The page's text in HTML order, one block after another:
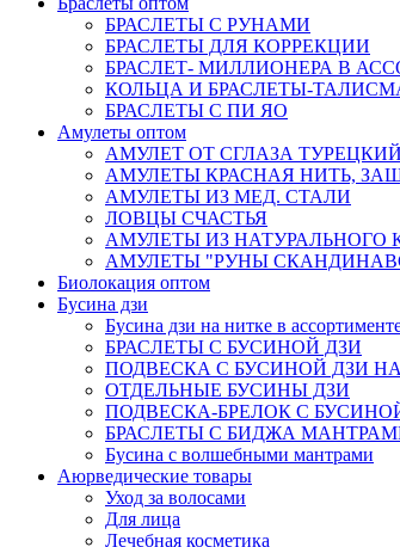
БРАСЛЕТЫ С РУНАМИ
БРАСЛЕТЫ ДЛЯ КОРРЕКЦИИ
БРАСЛЕТ- МИЛЛИОНЕРА В
КОЛЬЦА И БРАСЛЕТЫ-
БРАСЛЕТЫ С ПИ ЯО
Амулеты оптом
АМУЛЕТ ОТ СГЛАЗА
АМУЛЕТЫ КРАСНАЯ НИТЬ,
АМУЛЕТЫ ИЗ МЕД. СТАЛИ
ЛОВЦЫ СЧАСТЬЯ
АМУЛЕТЫ ИЗ НАТУРАЛЬНОГО
АМУЛЕТЫ "РУНЫ
Биолокация оптом
Бусина дзи
Бусина дзи на нитке в
БРАСЛЕТЫ С БУСИНОЙ ДЗИ
ПОДВЕСКА С БУСИНОЙ ДЗИ
ОТДЕЛЬНЫЕ БУСИНЫ ДЗИ
ПОДВЕСКА-БРЕЛОК С
БРАСЛЕТЫ С БИДЖА
Бусина с волшебными мантрами
Аюрведические товары
Уход за волосами
Для лица
Лечебная косметика